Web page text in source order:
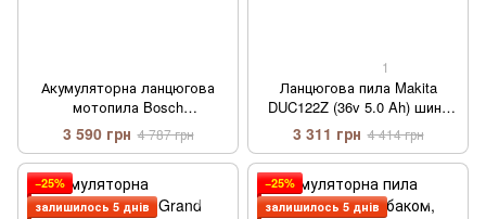
Акумуляторна ланцюгова
мотопила Bosch
UniversalChain 36 (36 V 5.0 Ah)
в кейсі
3 590 грн 4 787 грн
1
Ланцюгова пила Makita
DUC122Z (36v 5.0 Ah) шина
300 мм
3 311 грн 4 414 грн
−25%
залишилось 5 днів
−25%
залишилось 5 днів